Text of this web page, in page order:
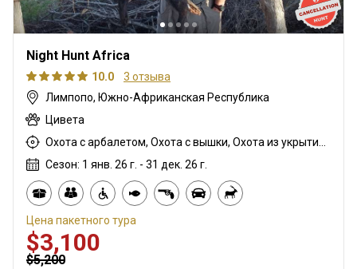
Night Hunt Africa
10.0
3 отзыва
Лимпопо, Южно-Африканская Республика
Цивета
Охота с арбалетом, Охота с вышки, Охота из укрытия, Охота с дульнозарядным ружьём, Охота с карабином
Сезон: 1 янв. 26 г. - 31 дек. 26 г.
Цена пакетного тура
$3,100
$5,200